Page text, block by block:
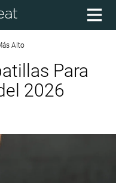
Alto
Para
2026